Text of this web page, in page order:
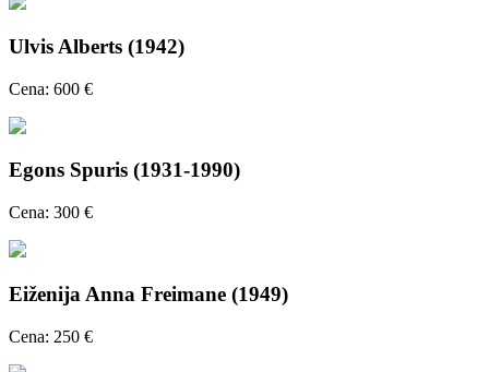
Ulvis Alberts (1942)
Cena: 600 €
Egons Spuris (1931-1990)
Cena: 300 €
Eiženija Anna Freimane (1949)
Cena: 250 €